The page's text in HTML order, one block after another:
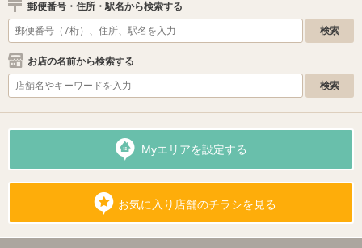
郵便番号・住所・駅名から検索する
お店の名前から検索する
Myエリアを設定する
お気に入り店舗のチラシを見る